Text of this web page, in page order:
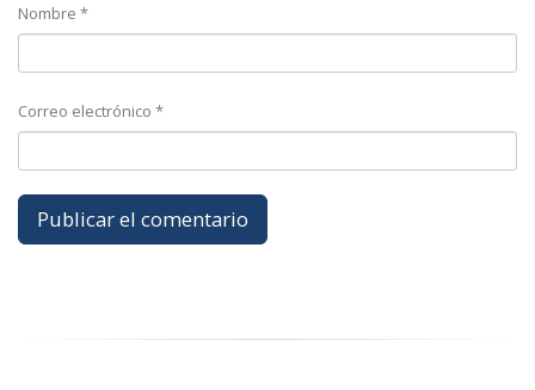
Nombre *
Correo electrónico *